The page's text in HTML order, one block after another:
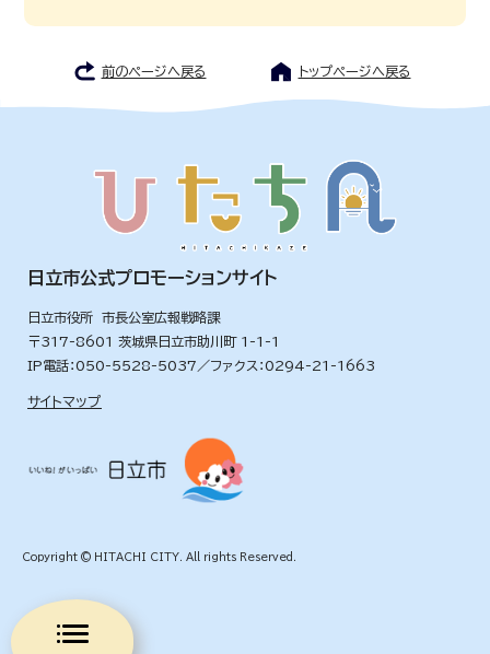
前のページへ戻る トップページへ戻る
日立市公式プロモーションサイト
日立市役所 市長公室広報戦略課
〒317-8601 茨城県日立市助川町 1-1-1
IP電話：050-5528-5037／ファクス：0294-21-1663
サイトマップ
Copyright © HITACHI CITY. All rights Reserved.